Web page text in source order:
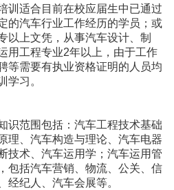
训适合目前在校应届生中已通过
的汽车行业工作经历的学员；或
以上文凭，从事汽车设计、制
用工程专业2年以上，由于工作
等需要有执业资格证明的人员均
学习。
识范围包括：汽车工程技术基础
理、汽车构造与理论、汽车电器
技术、汽车运用学；汽车运用管
包括汽车营销、物流、公关、信
经纪人、汽车会展等。